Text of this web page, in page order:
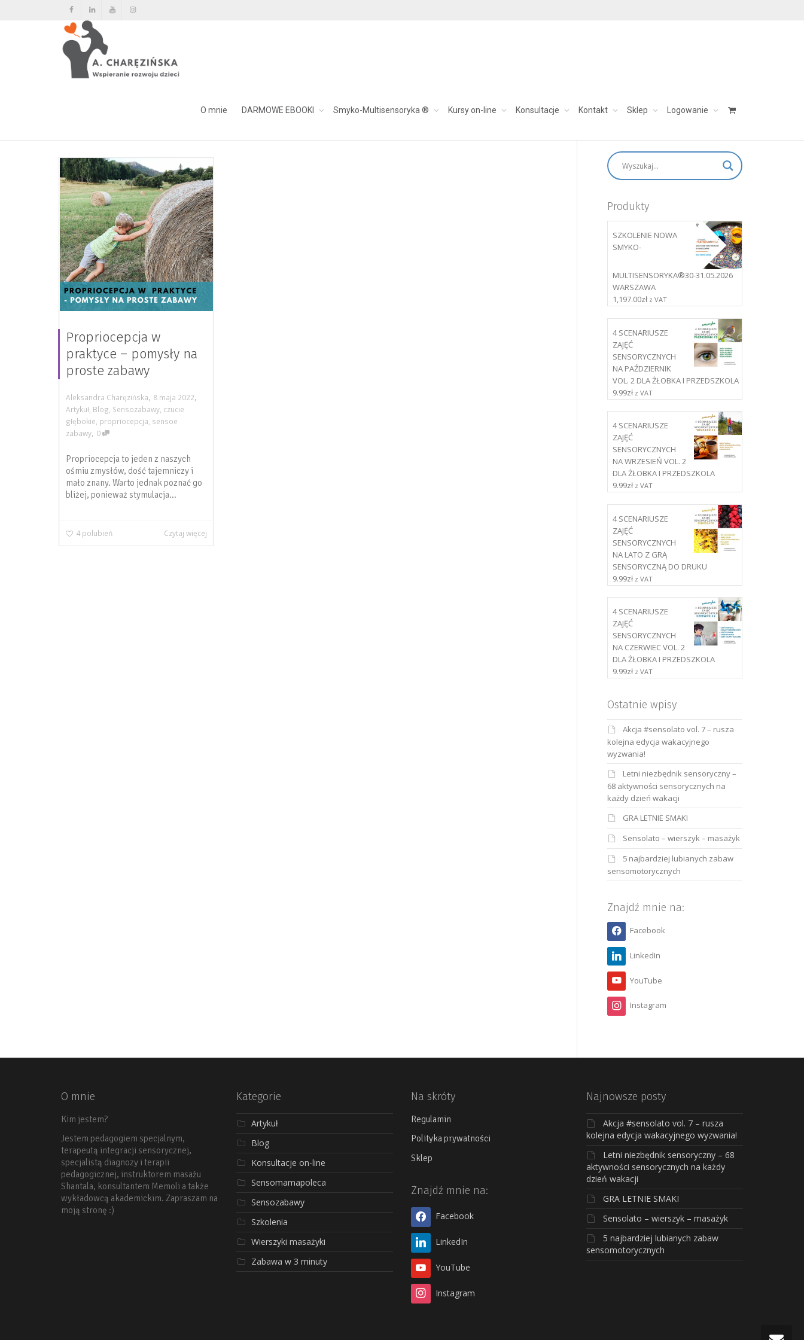
O mnie DARMOWE EBOOKI Smyko-Multisensoryka ® Kursy on-line Konsultacje Kontakt Sklep Logowanie
skontaktuj się: aleksandra@charezinska.pl
Propriocepcja w
praktyce – pomysły na
proste zabawy
Aleksandra Charęzińska, 8 maja 2022,
Artykuł, Blog, Sensozabawy, czucie
głębokie, propriocepcja, sensoe
zabawy, 0
Propriocepcja to jeden z naszych
ośmiu zmysłów, dość tajemniczy i
mało znany. Warto jednak poznać go
bliżej, ponieważ stymulacja...
4 polubień Czytaj więcej
Produkty
SZKOLENIE NOWA
SMYKO-
MULTISENSORYKA®30-31.05.2026
WARSZAWA
1,197.00zł z VAT
4 SCENARIUSZE
ZAJĘĆ
SENSORYCZNYCH
NA PAŹDZIERNIK
VOL. 2 DLA ŻŁOBKA I PRZEDSZKOLA
9.99zł z VAT
4 SCENARIUSZE
ZAJĘĆ
SENSORYCZNYCH
NA WRZESIEŃ VOL. 2
DLA ŻŁOBKA I PRZEDSZKOLA
9.99zł z VAT
4 SCENARIUSZE
ZAJĘĆ
SENSORYCZNYCH
NA LATO Z GRĄ
SENSORYCZNĄ DO DRUKU
9.99zł z VAT
4 SCENARIUSZE
ZAJĘĆ
SENSORYCZNYCH
NA CZERWIEC VOL. 2
DLA ŻŁOBKA I PRZEDSZKOLA
9.99zł z VAT
Ostatnie wpisy
Akcja #sensolato vol. 7 – rusza
kolejna edycja wakacyjnego
wyzwania!
Letni niezbędnik sensoryczny –
68 aktywności sensorycznych na
każdy dzień wakacji
GRA LETNIE SMAKI
Sensolato – wierszyk – masażyk
5 najbardziej lubianych zabaw
sensomotorycznych
Znajdź mnie na:
Facebook
LinkedIn
YouTube
Instagram
O mnie
Kim jestem?
Jestem pedagogiem specjalnym,
terapeutą integracji sensorycznej,
specjalistą diagnozy i terapii
pedagogicznej, instruktorem masażu
Shantala, konsultantem Memoli a także
wykładowcą akademickim. Zapraszam na
moją stronę :)
Kategorie
Artykuł
Blog
Konsultacje on-line
Sensomamapoleca
Sensozabawy
Szkolenia
Wierszyki masażyki
Zabawa w 3 minuty
Na skróty
Regulamin
Polityka prywatności
Sklep
Znajdź mnie na:
Facebook
LinkedIn
YouTube
Instagram
Najnowsze posty
Akcja #sensolato vol. 7 – rusza
kolejna edycja wakacyjnego wyzwania!
Letni niezbędnik sensoryczny – 68
aktywności sensorycznych na każdy
dzień wakacji
GRA LETNIE SMAKI
Sensolato – wierszyk – masażyk
5 najbardziej lubianych zabaw
sensomotorycznych